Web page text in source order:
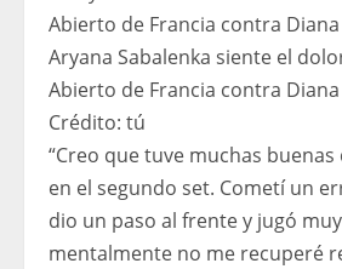
Aryana Sabalenka siente el
Abierto de Francia contra
Crédito: tú
“Creo que tuve muchas
en el segundo set. Cometí un
dio un paso al frente y jugó
mentalmente no me recuperé